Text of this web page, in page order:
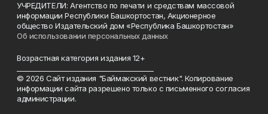
УЧРЕДИТЕЛИ: Агентство по печати и средствам массовой
информации Республики Башкортостан, Акционерное
общество Издательский дом «Республика Башкортостан»
Об использовании персональных данных
Возрастная категория издания 12+
© 2026 Сайт издания "Баймакский вестник". Копирование
информации сайта разрешено только с письменного согласия
администрации.